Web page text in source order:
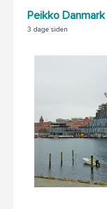
Peikko Danmark
3 dage siden